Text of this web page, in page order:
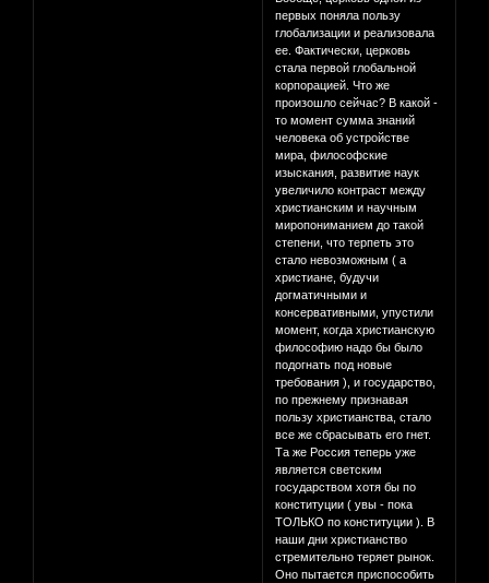
первых поняла пользу
глобализации и реализовала
ее. Фактически, церковь
стала первой глобальной
корпорацией. Что же
произошло сейчас? В какой -
то момент сумма знаний
человека об устройстве
мира, философские
изыскания, развитие наук
увеличило контраст между
христианским и научным
миропониманием до такой
степени, что терпеть это
стало невозможным ( а
христиане, будучи
догматичными и
консервативными, упустили
момент, когда христианскую
философию надо бы было
подогнать под новые
требования ), и государство,
по прежнему признавая
пользу христианства, стало
все же сбрасывать его гнет.
Та же Россия теперь уже
является светским
государством хотя бы по
конституции ( увы - пока
ТОЛЬКО по конституции ). В
наши дни христианство
стремительно теряет рынок.
Оно пытается приспособить